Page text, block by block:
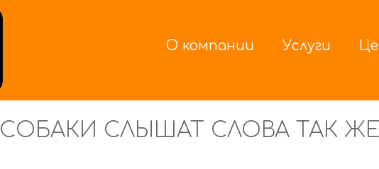
О компании Услуги
СОБАКИ СЛЫШАТ СЛОВА ТАК